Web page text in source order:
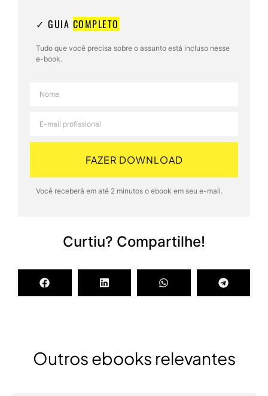
✓ GUIA COMPLETO
Tudo que você precisa sobre o assunto está incluso nesse
e-book.
FAZER DOWNLOAD
Você receberá em até 2 minutos o ebook em seu e-mail.
Curtiu? Compartilhe!
Outros ebooks relevantes